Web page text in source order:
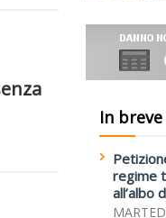
In breve
regime
all’albo